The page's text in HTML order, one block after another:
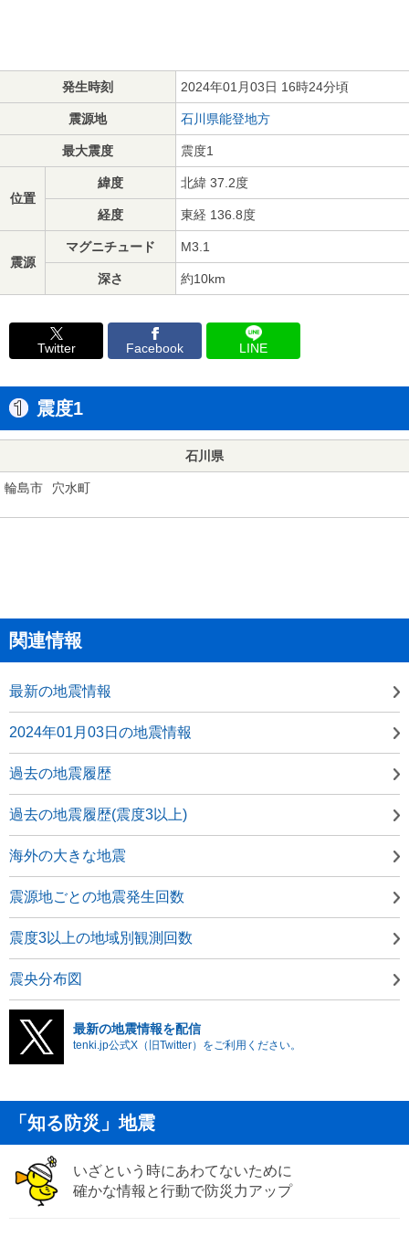
発生時刻 2024年01月03日 16時24分頃
震源地 石川県能登地方
最大震度 震度1
位置
緯度 北緯 37.2度
経度 東経 136.8度
震源
マグニチュード M3.1
深さ 約10km
Twitter Facebook LINE
震度1
石川県
輪島市 穴水町
関連情報
最新の地震情報
2024年01月03日の地震情報
過去の地震履歴
過去の地震履歴(震度3以上)
海外の大きな地震
震源地ごとの地震発生回数
震度3以上の地域別観測回数
震央分布図
最新の地震情報を配信
tenki.jp公式X（旧Twitter）をご利用ください。
「知る防災」地震
いざという時にあわてないために
確かな情報と行動で防災力アップ